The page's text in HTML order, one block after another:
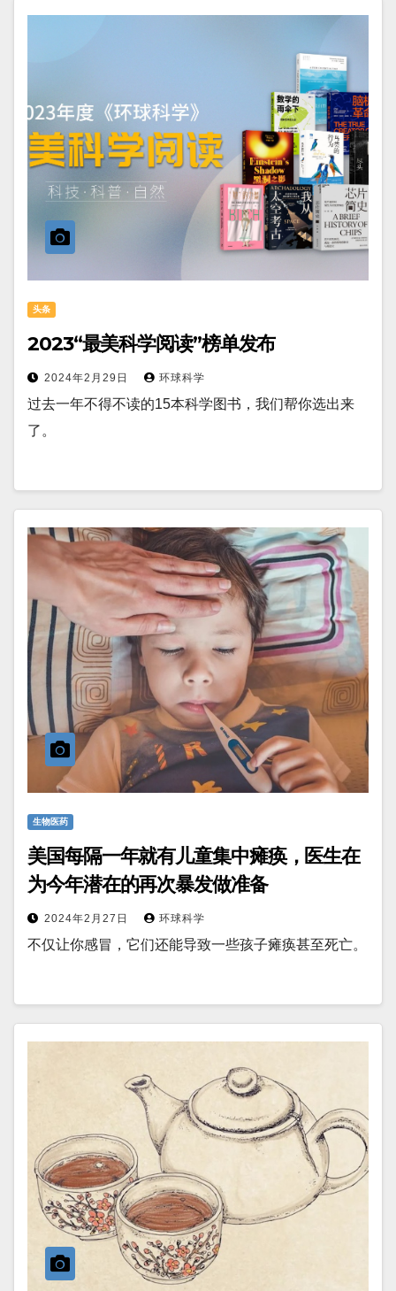
头条
2023“最美科学阅读”榜单发布
2024年2月29日 环球科学
过去一年不得不读的15本科学图书，我们帮你选出来
了。
生物医药
美国每隔一年就有儿童集中瘫痪，医生在
为今年潜在的再次暴发做准备
2024年2月27日 环球科学
不仅让你感冒，它们还能导致一些孩子瘫痪甚至死亡。